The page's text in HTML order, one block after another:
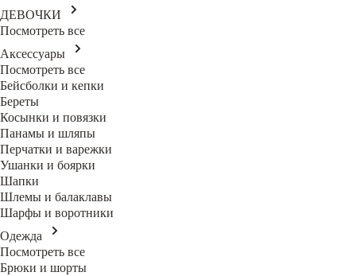
ДЕВОЧКИ
Посмотреть все
Аксессуары
Посмотреть все
Бейсболки и кепки
Береты
Косынки и повязки
Панамы и шляпы
Перчатки и варежки
Ушанки и боярки
Шапки
Шлемы и балаклавы
Шарфы и воротники
Одежда
Посмотреть все
Брюки и шорты